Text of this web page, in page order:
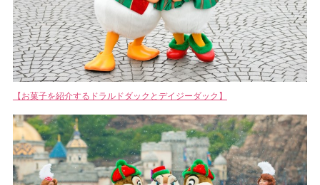
【お菓子を紹介するドラルドダックとデイジーダック】